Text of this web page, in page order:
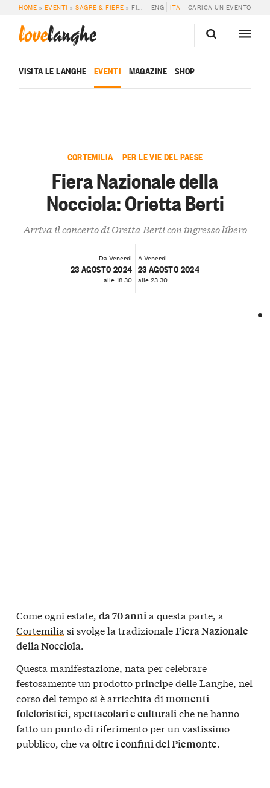
HOME » EVENTI »SAGRE & FIERE » FIERA NAZIONALE DELLA NOCCIOLA: ORIETTA BERTI ENG ITA CARICA UN EVENTO
lovelanghe
VISITA LE LANGHE EVENTI MAGAZINE SHOP
CORTEMILIA — PER LE VIE DEL PAESE
Fiera Nazionale della
Nocciola: Orietta Berti
Arriva il concerto di Oretta Berti con ingresso libero
Da Venerdì
23 AGOSTO 2024
alle 18:30
A Venerdì
23 AGOSTO 2024
alle 23:30
Come ogni estate, da 70 annia questa parte, a
Cortemilia si svolge la tradizionaleFiera Nazionale
della Nocciola.
Questa manifestazione, nata per celebrare
festosamente un prodotto principe delle Langhe, nel
corso del tempo si è arricchita di momenti
folcloristici, spettacolari e culturaliche ne hanno
fatto un punto di riferimento per un vastissimo
pubblico, che va oltre i confini del Piemonte.